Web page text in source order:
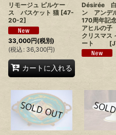
リモージュ ピルケー
ス バスケット 猫 [47-
20-2]
33,000円(税別)
(税込 : 36,300円)
カートに入れる
Désirée 白
ン アンデ
170周年記
アヒルの
クリスマス
ート
[